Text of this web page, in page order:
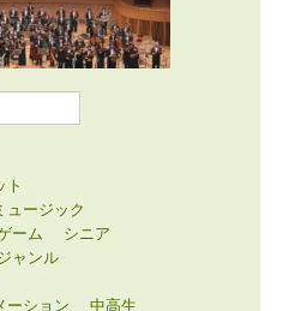
ト
ュージック
ーム
シニア
ャンル
ーション
中高生